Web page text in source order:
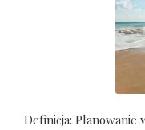
Definicja: